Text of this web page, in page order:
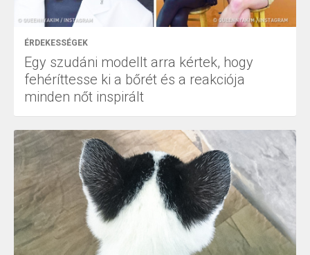
ÉRDEKESSÉGEK
Egy szudáni modellt arra kértek, hogy
fehéríttesse ki a bőrét és a reakciója
minden nőt inspirált